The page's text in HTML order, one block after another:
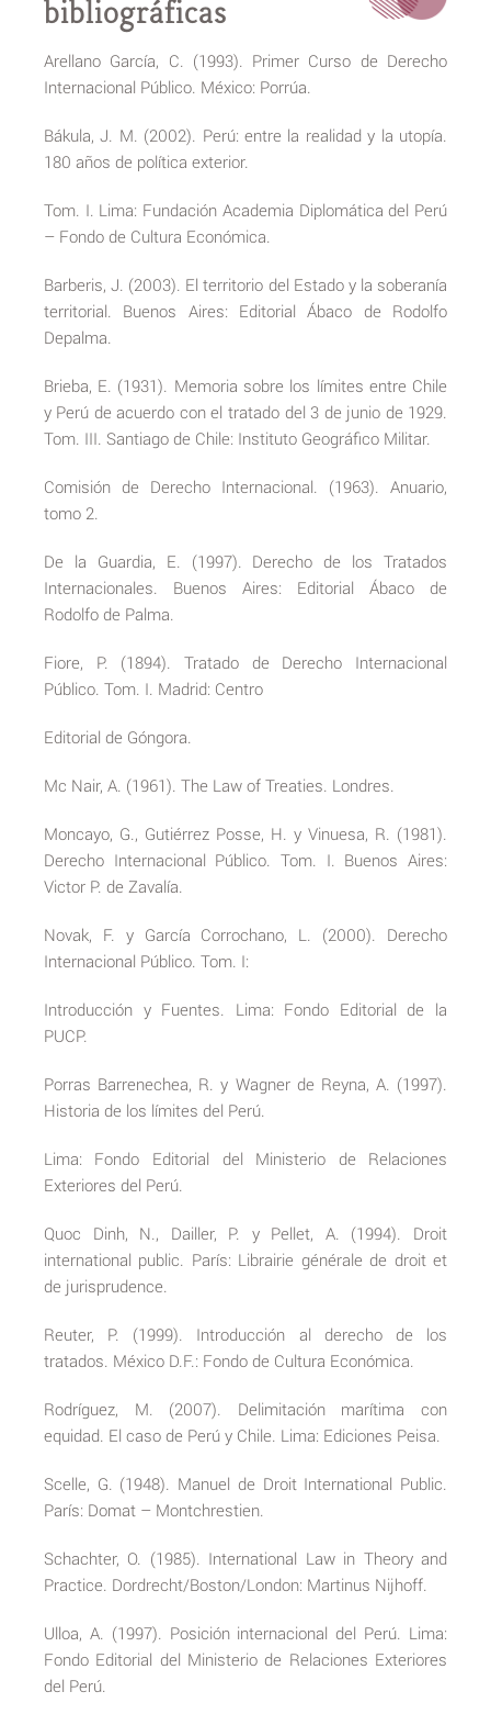
bibliográficas
Arellano García, C. (1993). Primer Curso de Derecho
Internacional Público. México: Porrúa.
Bákula, J. M. (2002). Perú: entre la realidad y la utopía.
180 años de política exterior.
Tom. I. Lima: Fundación Academia Diplomática del Perú
– Fondo de Cultura Económica.
Barberis, J. (2003). El territorio del Estado y la soberanía
territorial. Buenos Aires: Editorial Ábaco de Rodolfo
Depalma.
Brieba, E. (1931). Memoria sobre los límites entre Chile
y Perú de acuerdo con el tratado del 3 de junio de 1929.
Tom. III. Santiago de Chile: Instituto Geográfico Militar.
Comisión de Derecho Internacional. (1963). Anuario,
tomo 2.
De la Guardia, E. (1997). Derecho de los Tratados
Internacionales. Buenos Aires: Editorial Ábaco de
Rodolfo de Palma.
Fiore, P. (1894). Tratado de Derecho Internacional
Público. Tom. I. Madrid: Centro
Editorial de Góngora.
Mc Nair, A. (1961). The Law of Treaties. Londres.
Moncayo, G., Gutiérrez Posse, H. y Vinuesa, R. (1981).
Derecho Internacional Público. Tom. I. Buenos Aires:
Victor P. de Zavalía.
Novak, F. y García Corrochano, L. (2000). Derecho
Internacional Público. Tom. I:
Introducción y Fuentes. Lima: Fondo Editorial de la
PUCP.
Porras Barrenechea, R. y Wagner de Reyna, A. (1997).
Historia de los límites del Perú.
Lima: Fondo Editorial del Ministerio de Relaciones
Exteriores del Perú.
Quoc Dinh, N., Dailler, P. y Pellet, A. (1994). Droit
international public. París: Librairie générale de droit et
de jurisprudence.
Reuter, P. (1999). Introducción al derecho de los
tratados. México D.F.: Fondo de Cultura Económica.
Rodríguez, M. (2007). Delimitación marítima con
equidad. El caso de Perú y Chile. Lima: Ediciones Peisa.
Scelle, G. (1948). Manuel de Droit International Public.
París: Domat – Montchrestien.
Schachter, O. (1985). International Law in Theory and
Practice. Dordrecht/Boston/London: Martinus Nijhoff.
Ulloa, A. (1997). Posición internacional del Perú. Lima:
Fondo Editorial del Ministerio de Relaciones Exteriores
del Perú.